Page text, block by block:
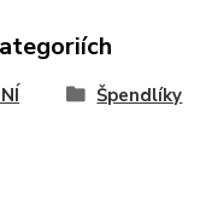
Špendlíky